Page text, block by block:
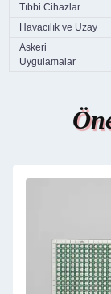
Tıbbi Cihazlar
Havacılık ve Uzay
Askeri
Uygulamalar